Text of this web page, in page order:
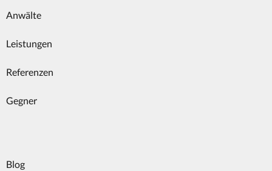
Anwälte
Leistungen
Referenzen
Gegner
Blog